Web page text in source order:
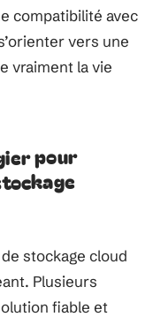
compatibilité avec
vers une
vraiment la vie
pour
stockage cloud
Plusieurs
fiable et